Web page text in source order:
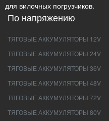
для вилочных погрузчиков.
По напряжению
ТЯГОВЫЕ АККУМУЛЯТОРЫ 12V
ТЯГОВЫЕ АККУМУЛЯТОРЫ 24V
ТЯГОВЫЕ АККУМУЛЯТОРЫ 36V
ТЯГОВЫЕ АККУМУЛЯТОРЫ 48V
ТЯГОВЫЕ АККУМУЛЯТОРЫ 72V
ТЯГОВЫЕ АККУМУЛЯТОРЫ 80V